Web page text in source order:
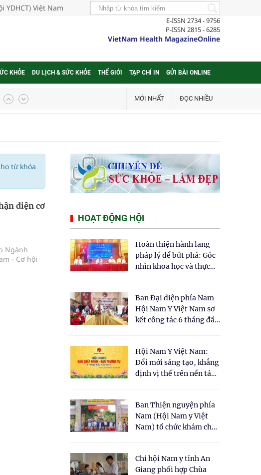
YDHCT) Việt Nam
E-ISSN 2734 - 9756
P-ISSN 2815 - 6285
VietNam Health MagazineOnline
KHỎE DU LỊCH & SỨC KHỎE THẾ GIỚI TẠP CHÍ IN GỬI BÀI ONLINE
MỚI NHẤT ĐỌC NHIỀU
từ khóa
diện cơ
Ngành
- Cơ hội
HOẠT ĐỘNG HỘI
Hoàn thiện hành lang
pháp lý để bứt phá: Góc
nhìn khoa học và thực
cho Luật Y dược cổ
truyền Việt Nam"
Ban Đại diện phía Nam
Hội Nam Y Việt Nam sơ
kết công tác 6 tháng đầu
Hội Nam Y Việt Nam:
Đổi mới sáng tạo, khẳng
định vị thế trên nền tảng
Ban Thiện nguyện phía
Nam (Hội Nam y Việt
Nam) tổ chức khám chữa
dân tại xã Tân Tập
Chi hội Nam y tỉnh An
Giang phối hợp Chùa